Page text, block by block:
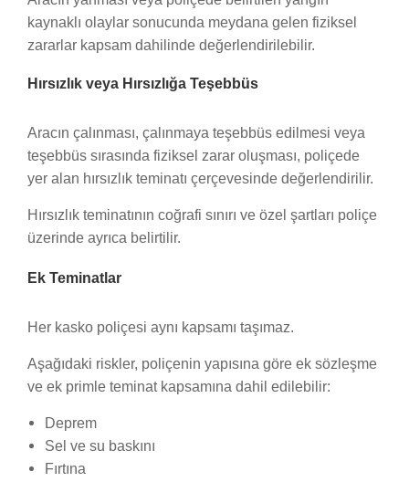
kaynaklı olaylar sonucunda meydana gelen fiziksel
zararlar kapsam dahilinde değerlendirilebilir.
Hırsızlık veya Hırsızlığa Teşebbüs
Aracın çalınması, çalınmaya teşebbüs edilmesi veya
teşebbüs sırasında fiziksel zarar oluşması, poliçede
yer alan hırsızlık teminatı çerçevesinde değerlendirilir.
Hırsızlık teminatının coğrafi sınırı ve özel şartları poliçe
üzerinde ayrıca belirtilir.
Ek Teminatlar
Her kasko poliçesi aynı kapsamı taşımaz.
Aşağıdaki riskler, poliçenin yapısına göre ek sözleşme
ve ek primle teminat kapsamına dahil edilebilir:
Deprem
Sel ve su baskını
Fırtına